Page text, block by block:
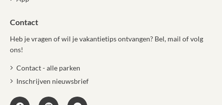
Contact
Heb je vragen of wil je vakantietips ontvangen? Bel, mail of volg
ons!
Contact - alle parken
Inschrijven nieuwsbrief